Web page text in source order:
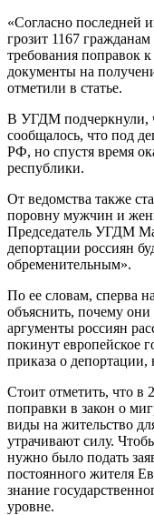
«Согласно последней
грозит 1167
требования поправок
документы на
отметили в статье.
В УГДМ подчеркнули,
сообщалось, что под
РФ, но спустя время
республики.
От ведомства также
поровну мужчин и
Председатель УГДМ
депортации россиян
обременительным».
По ее словам, сперва
объяснить, почему
аргументы россиян
покинут европейское
приказа о депортации,
Стоит отметить, что в
поправки в закон о
виды на жительство
утрачивают силу.
нужно было подать
постоянного жителя
знание
уровне.